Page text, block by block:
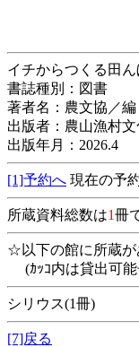
イチからつくる田
書誌種別：図書
著者名：農文協／編
出版者：農山漁村
出版年月：2026.4
[1]予約へ 現在の予
所蔵資料総数は1冊
☆以下の館に所蔵が
(ｶｯｺ内は貸出可能
シリウス(1冊)
[7]戻る